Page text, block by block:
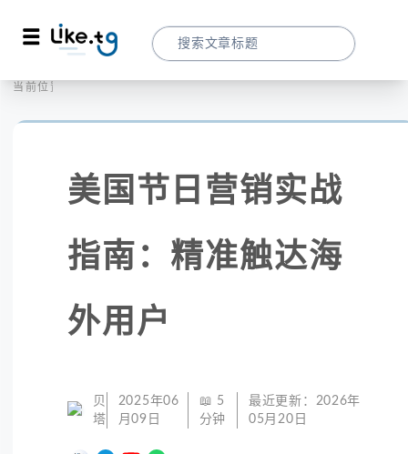
当前位置：
美国节日营销实战
指南：精准触达海
外用户
贝
塔
2025年06
月09日
📖 5
分钟
最近更新： 2026年
05月20日